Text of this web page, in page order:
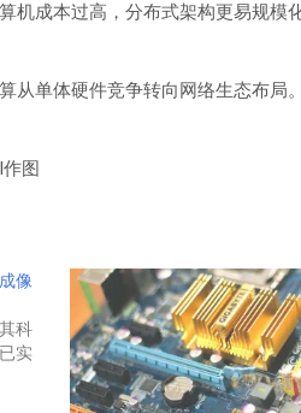
机成本过高，分布式架构更易规模化
从单体硬件竞争转向网络生态布局
图
像
科
实